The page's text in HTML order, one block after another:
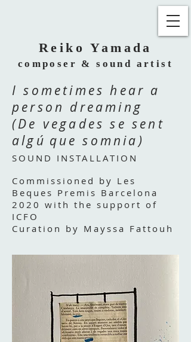
Reiko Yamada
composer & sound artist
I sometimes hear a
person dreaming
(De vegades se sent
algú que somnia)
SOUND INSTALLATION
Commissioned by Les
Beques Premis Barcelona
2020 with the support of
ICFO
Curation by Mayssa Fattouh